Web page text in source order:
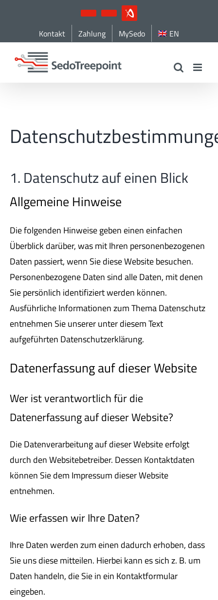
YouTubeLinkedInIndustryArena
Kontakt Zahlung MySedo EN
1. Datenschutz auf einen Blick
Allgemeine Hinweise
Die folgenden Hinweise geben einen einfachen
Überblick darüber, was mit Ihren personenbezogenen
Daten passiert, wenn Sie diese Website besuchen.
Personenbezogene Daten sind alle Daten, mit denen
Sie persönlich identifiziert werden können.
Ausführliche Informationen zum Thema Datenschutz
entnehmen Sie unserer unter diesem Text
aufgeführten Datenschutzerklärung.
Datenerfassung auf dieser Website
Wer ist verantwortlich für die
Datenerfassung auf dieser Website?
Die Datenverarbeitung auf dieser Website erfolgt
durch den Websitebetreiber. Dessen Kontaktdaten
können Sie dem Impressum dieser Website
entnehmen.
Wie erfassen wir Ihre Daten?
Ihre Daten werden zum einen dadurch erhoben, dass
Sie uns diese mitteilen. Hierbei kann es sich z. B. um
Daten handeln, die Sie in ein Kontaktformular
eingeben.